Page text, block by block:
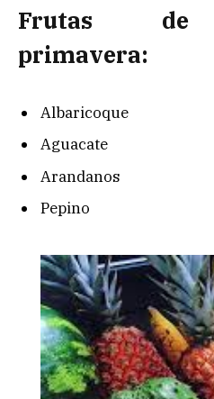
Frutas de
primavera:
Albaricoque
Aguacate
Arandanos
Pepino